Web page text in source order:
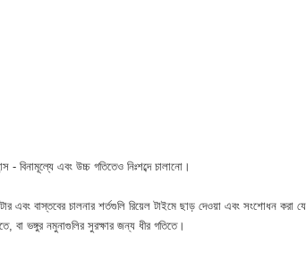
- বিনামূল্যে এবং উচ্চ গতিতেও নিঃশব্দে চালানো।
এবং বাস্তবের চালনার শর্তগুলি রিয়েল টাইমে ছাড় দেওয়া এবং সংশোধন করা
বা ভঙ্গুর নমুনাগুলির সুরক্ষার জন্য ধীর গতিতে।